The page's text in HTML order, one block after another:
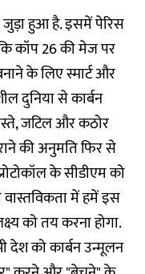
जुड़ा हुआ है. इसमें पेरिस
कॉप 26 की मेज पर
के लिए स्मार्ट और
दुनिया से कार्बन
जटिल और कठोर
की अनुमति फिर से
के सीडीएम को
में हमें इस
को तय करना होगा.
देश को कार्बन उन्मूलन